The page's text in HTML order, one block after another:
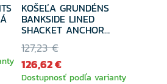
KOŠEĽA GRUNDÉNS
BANKSIDE LINED
SHACKET ANCHOR
PLAID
127,23 €
126,62 €
Dostupnosť podľa varianty